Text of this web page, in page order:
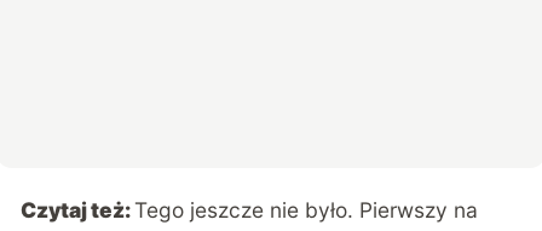
Czytaj też:Tego jeszcze nie było. Pierwszy na